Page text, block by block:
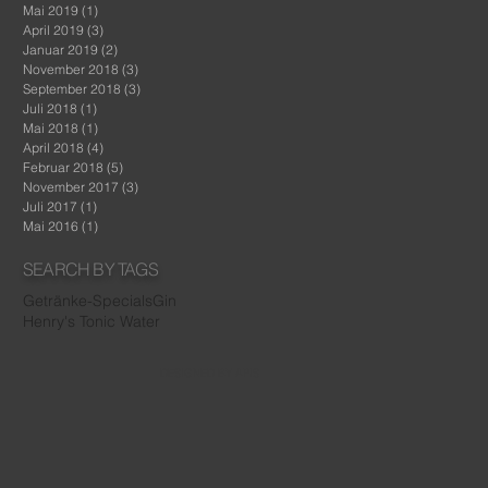
Mai 2019 (1)
April 2019 (3)
Januar 2019 (2)
November 2018 (3)
September 2018 (3)
Juli 2018 (1)
Mai 2018 (1)
April 2018 (4)
Februar 2018 (5)
November 2017 (3)
Juli 2017 (1)
Mai 2016 (1)
SEARCH BY TAGS
Getränke-Specials Gin
Henry's Tonic Water